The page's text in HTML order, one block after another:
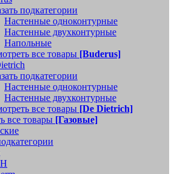
подкатегории
Настенные одноконтурные
Настенные двухконтурные
Напольные
все товары [Buderus]
подкатегории
Настенные одноконтурные
Настенные двухконтурные
все товары [De Dietrich]
все товары [Газовые]